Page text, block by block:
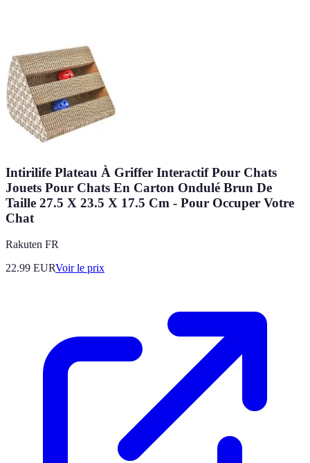
Intirilife Plateau À Griffer Interactif Pour Chats
Jouets Pour Chats En Carton Ondulé Brun De
Taille 27.5 X 23.5 X 17.5 Cm - Pour Occuper Votre
Chat
Rakuten FR
22.99 EURVoir le prix